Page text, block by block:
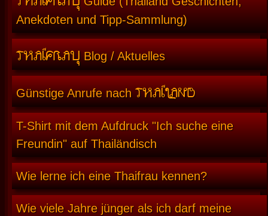
Anekdoten und Tipp-Sammlung)
THAIFRAUBlog / Aktuelles
Günstige Anrufe nachTHAILAND
T-Shirt mit dem Aufdruck "Ich suche eine
Freundin" auf Thailändisch
Wie lerne ich eine Thaifrau kennen?
Wie viele Jahre jünger als ich darf meine